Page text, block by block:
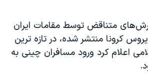
کادر رهبری ایران
متناقض توسط مقامات ایران
کرونا منتشر شده، در تازه ترین
اعلام کرد ورود مسافران چینی به